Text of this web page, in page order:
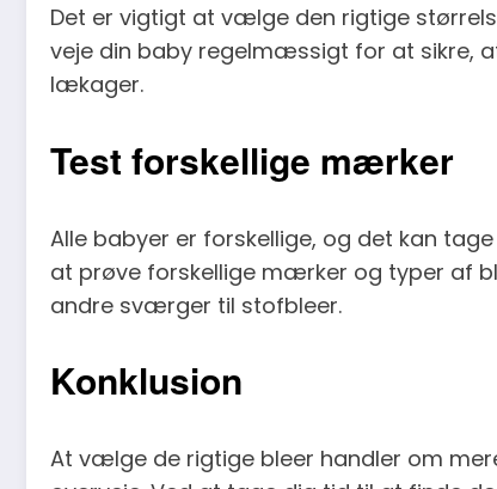
Det er vigtigt at vælge den rigtige
veje din baby regelmæssigt for at sikre,
lækager.
Test forskellige mærker
Alle babyer er forskellige, og det kan
at prøve forskellige mærker og typer af
andre sværger til stofbleer.
Konklusion
At vælge de rigtige bleer handler om